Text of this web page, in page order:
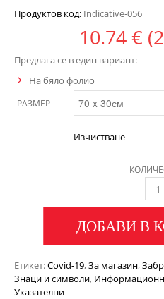
Продуктов код: Indicative-056
10.74€
Предлага се в един вариант:
На бяло фолио
РАЗМЕР
Изчистване
ДОБАВИ В
Етикет:Covid-19,За магазин,
Знаци и символи,
Указателни